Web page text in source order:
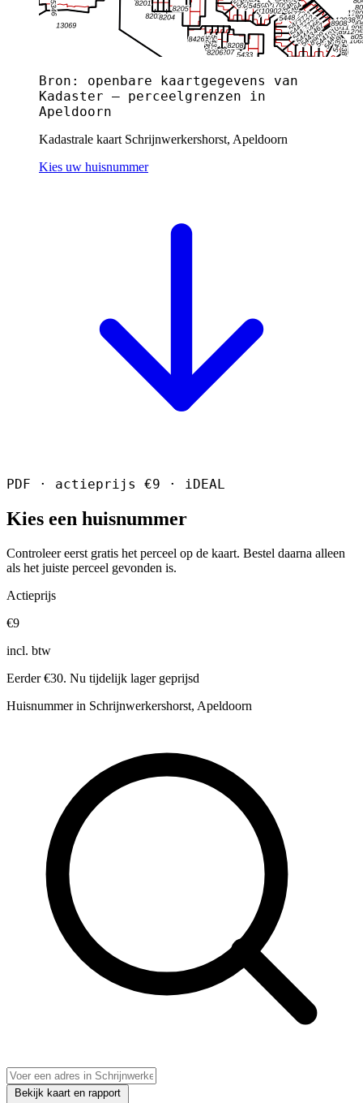
Bron: openbare kaartgegevens van
Kadaster — perceelgrenzen in
Apeldoorn
Kadastrale kaart Schrijnwerkershorst, Apeldoorn
Kies uw huisnummer
PDF · actieprijs €9 · iDEAL
Kies een huisnummer
Controleer eerst gratis het perceel op de kaart. Bestel daarna alleen
als het juiste perceel gevonden is.
Actieprijs
€9
incl. btw
Eerder €30. Nu tijdelijk lager geprijsd
Huisnummer in Schrijnwerkershorst, Apeldoorn
Bekijk kaart en rapport